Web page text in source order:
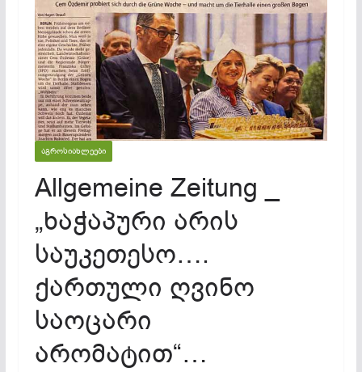
ᲐᲒᲠᲝᲡᲘᲐᲮᲚᲔᲔᲑᲘ
Allgemeine Zeitung _
„ხაჭაპური არის
საუკეთესო….
ქართული ღვინო
საოცარი
არომატით“…